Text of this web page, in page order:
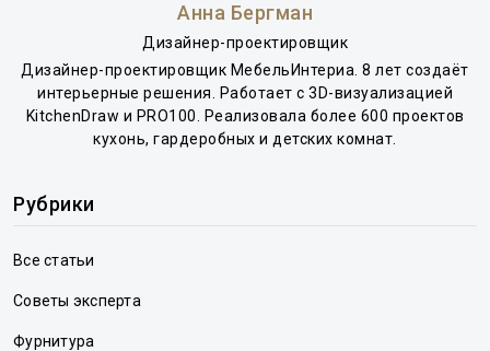
Анна Бергман
Дизайнер-проектировщик
Дизайнер-проектировщик МебельИнтериа. 8 лет создаёт
интерьерные решения. Работает с 3D-визуализацией
KitchenDraw и PRO100. Реализовала более 600 проектов
кухонь, гардеробных и детских комнат.
Рубрики
Все статьи
Советы эксперта
Фурнитура